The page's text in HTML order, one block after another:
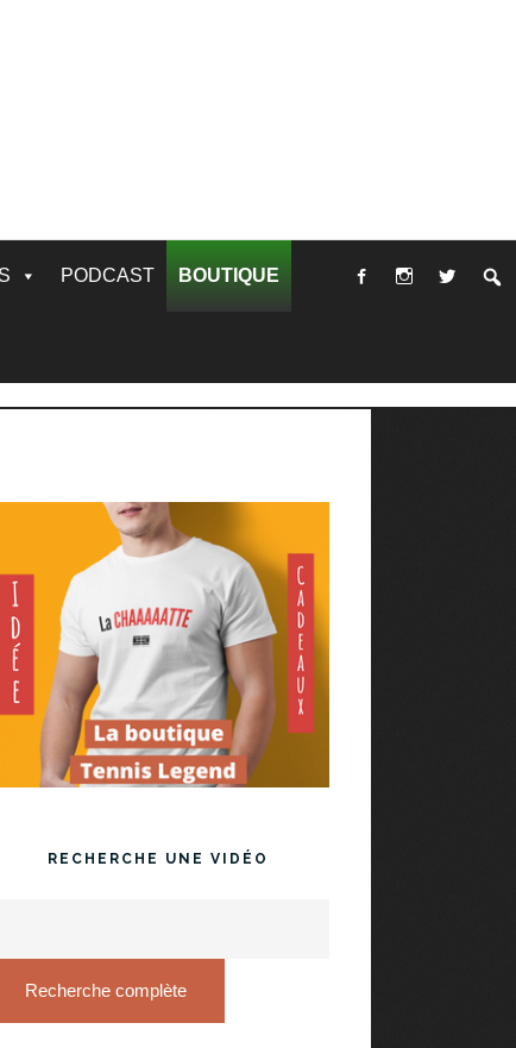
PODCAST BOUTIQUE
RECHERCHE UNE VIDÉO
Recherche complète